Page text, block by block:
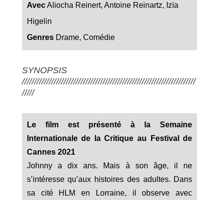
AvecAliocha Reinert, Antoine Reinartz, Izïa
Higelin
GenresDrame, Comédie
SYNOPSIS
///////////////////////////////////////////////////////////////////////
/////
Le film est présenté à la Semaine
Internationale de la Critique au Festival de
Cannes 2021
Johnny a dix ans. Mais à son âge, il ne
s’intéresse qu’aux histoires des adultes. Dans
sa cité HLM en Lorraine, il observe avec